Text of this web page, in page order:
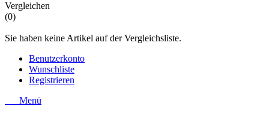
Vergleichen
(0)
Sie haben keine Artikel auf der Vergleichsliste.
Benutzerkonto
Wunschliste
Registrieren
Menü